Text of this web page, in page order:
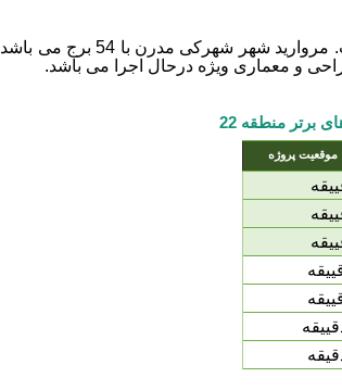
مروارید شهر شهرکی مدرن با 54 برج می باشد
و معماری ویژه درحال اجرا می باشد.
برتر منطقه 22
موقعیت پروژه